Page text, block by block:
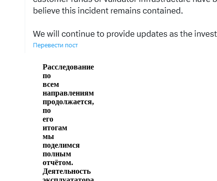
Расследование
по
всем
направлениям
продолжается,
по
его
итогам
мы
поделимся
полным
отчётом.
Деятельность